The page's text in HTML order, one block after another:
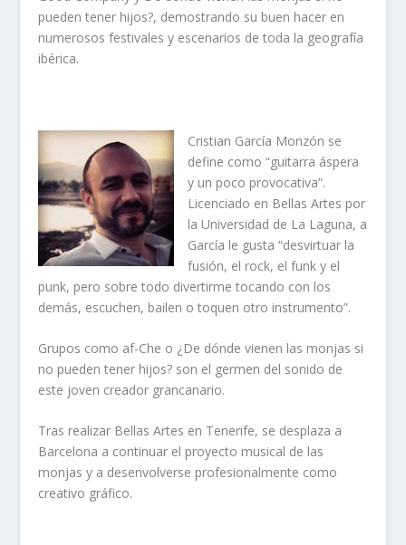
pueden tener hijos?, demostrando su buen hacer en
numerosos festivales y escenarios de toda la geografía
ibérica.
Cristian García Monzón se
define como “guitarra áspera
y un poco provocativa”.
Licenciado en Bellas Artes por
la Universidad de La Laguna, a
García le gusta “desvirtuar la
fusión, el rock, elfunk y el
punk, pero sobre todo divertirme tocando con los
demás, escuchen, bailen o toquen otro instrumento”.
Grupos como af-Che o ¿De dónde vienen las monjas si
no pueden tener hijos? son el germen del sonido de
este joven creador grancanario.
Tras realizar Bellas Artes en Tenerife, se desplaza a
Barcelona a continuar el proyecto musical de las
monjas y a desenvolverse profesionalmente como
creativo gráfico.